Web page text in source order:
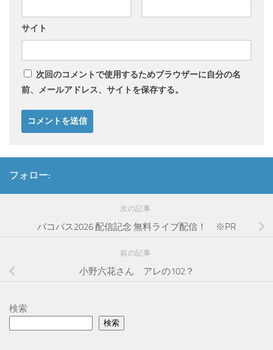
サイト
次回のコメントで使用するためブラウザーに自分の名
前、メールアドレス、サイトを保存する。
フォロー:
次の記事
バコバス2026 配信記念 無料ライブ配信！ ※PR
前の記事
小野六花さん アレの102？
検索
検索